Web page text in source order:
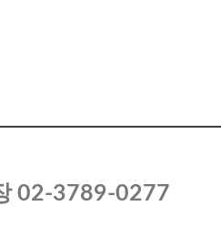
02-3789-0277